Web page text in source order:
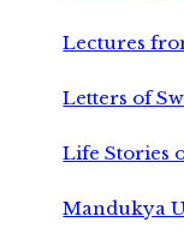
Lectures
Letters of
Life Stories
Mandukya